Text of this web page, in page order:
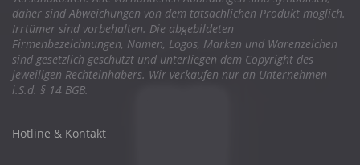
daher sind Abweichungen von dem tatsächlichen Produkt möglich.
Irrtümer sind vorbehalten. Die abgebildeten
Firmenbezeichnungen, Namen, Logos, Marken und Warenzeichen
sind gesetzlich geschützt und unterliegen dem Copyright des
jeweiligen Rechteinhabers. Wir verkaufen nur an Unternehmen
i.S.d. § 14 BGB.
Hotline & Kontakt